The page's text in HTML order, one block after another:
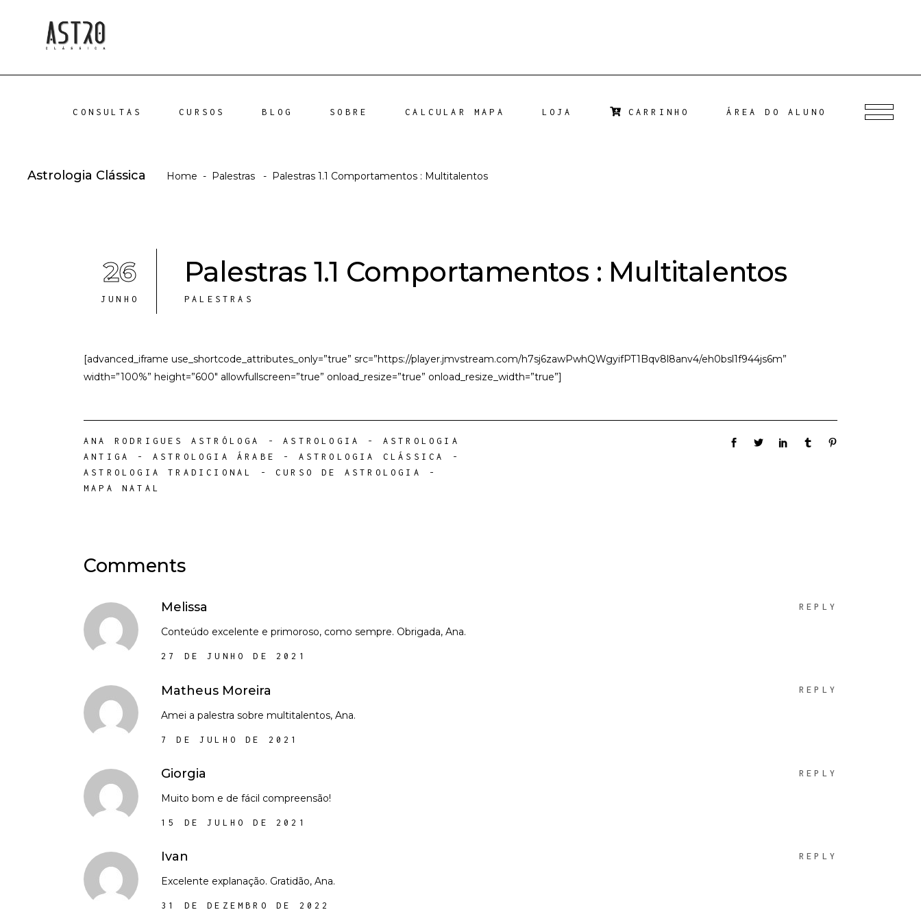
CONSULTAS CURSOS BLOG SOBRE CALCULAR MAPA LOJA CARRINHO ÁREA DO ALUNO
Astrologia Clássica Home - Palestras - Palestras 1.1 Comportamentos : Multitalentos
26
JUNHO
Palestras 1.1 Comportamentos : Multitalentos
PALESTRAS
[advanced_iframe use_shortcode_attributes_only=”true” src=”https://player.jmvstream.com/h7sj6zawPwhQWgyifPT1Bqv8l8anv4/eh0bsl1f944js6m”
width=”100%” height=”600″ allowfullscreen=”true” onload_resize=”true” onload_resize_width=”true”]
ANA RODRIGUES ASTRÓLOGA -ASTROLOGIA - ASTROLOGIA
ANTIGA
- ASTROLOGIA ÁRABE - ASTROLOGIA CLÁSSICA
-
ASTROLOGIA TRADICIONAL
-CURSO DE ASTROLOGIA
-
MAPA NATAL
Comments
REPLY
Melissa
Conteúdo excelente e primoroso, como sempre. Obrigada, Ana.
27 DE JUNHO DE 2021
REPLY
Matheus Moreira
Amei a palestra sobre multitalentos, Ana.
7 DE JULHO DE 2021
REPLY
Giorgia
Muito bom e de fácil compreensão!
15 DE JULHO DE 2021
REPLY
Ivan
Excelente explanação. Gratidão, Ana.
31 DE DEZEMBRO DE 2022